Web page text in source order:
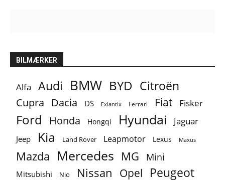
BILMÆRKER
Alfa Audi BMW BYD Citroën
Cupra Dacia DS Exlantix Ferrari Fiat Fisker
Ford Honda Hongqi Hyundai Jaguar
Jeep Kia Land Rover Leapmotor Lexus Maxus
Mazda Mercedes MG Mini
Mitsubishi Nio Nissan Opel Peugeot